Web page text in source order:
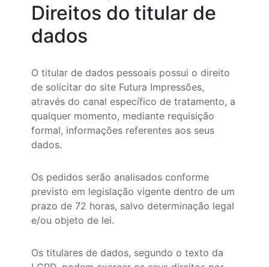
Direitos do titular de
dados
O titular de dados pessoais possui o direito
de solicitar do site Futura Impressões,
através do canal específico de tratamento, a
qualquer momento, mediante requisição
formal, informações referentes aos seus
dados.
Os pedidos serão analisados conforme
previsto em legislação vigente dentro de um
prazo de 72 horas, salvo determinação legal
e/ou objeto de lei.
Os titulares de dados, segundo o texto da